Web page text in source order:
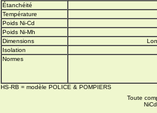
Étanchéité
Température
Poids Ni-Cd
Poids Ni-Mh
Dimensions
Isolation
Normes
HS-RB = modèle POLICE & POMPIERS
Toute